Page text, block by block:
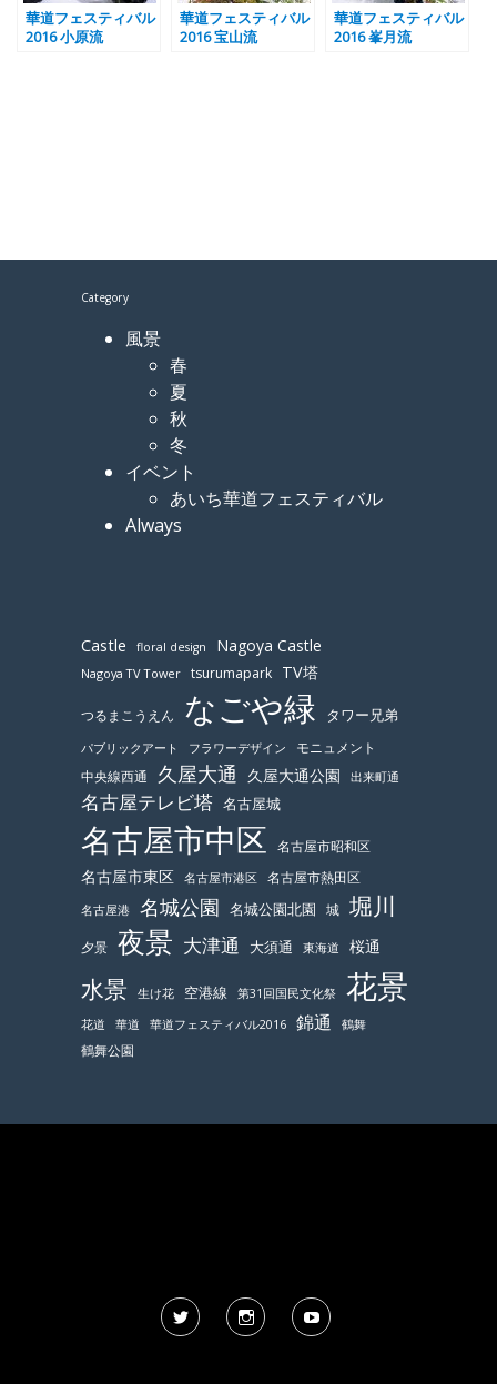
華道フェスティバル
2016 小原流
華道フェスティバル
2016 宝山流
華道フェスティバル
2016 峯月流
Category
風景
春
夏
秋
冬
イベント
あいち華道フェスティバル
Always
Castle floral design Nagoya Castle
Nagoya TV Tower tsurumapark TV塔
つるまこうえん なごや緑 タワー兄弟
パブリックアート フラワーデザイン
モニュメント
中央線西通
久屋大通 久屋大通公園 出来町通
名古屋テレビ塔 名古屋城
名古屋市中区 名古屋市昭和区
名古屋市東区 名古屋市港区 名古屋市熱田区
名古屋港 名城公園 名城公園北園 城 堀川
夕景 夜景 大津通 大須通 東海道 桜通
水景 生け花 空港線 第31回国民文化祭 花景
花道 華道 華道フェスティバル2016 錦通 鶴舞
鶴舞公園